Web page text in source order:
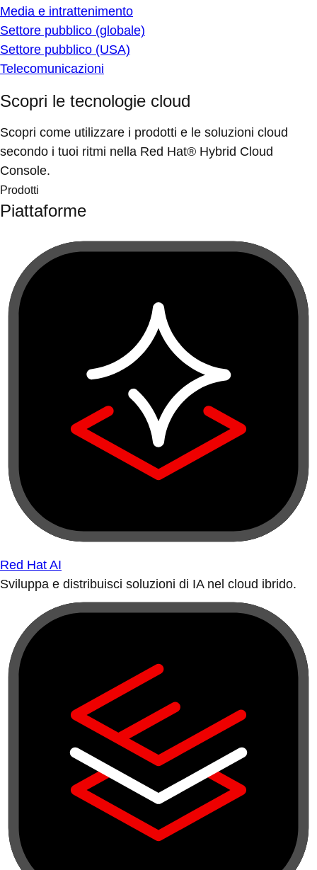
Media e intrattenimento
Settore pubblico (globale)
Settore pubblico (USA)
Telecomunicazioni
Scopri le tecnologie cloud
Scopri come utilizzare i prodotti e le soluzioni cloud
secondo i tuoi ritmi nella Red Hat® Hybrid Cloud
Console.
Prodotti
Piattaforme
Red Hat AI
Sviluppa e distribuisci soluzioni di IA nel cloud ibrido.